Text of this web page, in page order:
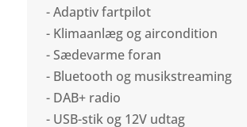
- Adaptiv fartpilot
- Klimaanlæg og aircondition
- Sædevarme foran
- Bluetooth og musikstreaming
- DAB+ radio
- USB-stik og 12V udtag